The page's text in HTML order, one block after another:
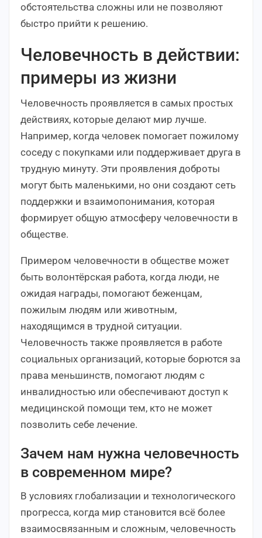
обстоятельства сложны или не позволяют
быстро прийти к решению.
Человечность в действии:
примеры из жизни
Человечность проявляется в самых простых
действиях, которые делают мир лучше.
Например, когда человек помогает пожилому
соседу с покупками или поддерживает друга в
трудную минуту. Эти проявления доброты
могут быть маленькими, но они создают сеть
поддержки и взаимопонимания, которая
формирует общую атмосферу человечности в
обществе.
Примером человечности в обществе может
быть волонтёрская работа, когда люди, не
ожидая награды, помогают беженцам,
пожилым людям или животным,
находящимся в трудной ситуации.
Человечность также проявляется в работе
социальных организаций, которые борются за
права меньшинств, помогают людям с
инвалидностью или обеспечивают доступ к
медицинской помощи тем, кто не может
позволить себе лечение.
Зачем нам нужна человечность
в современном мире?
В условиях глобализации и технологического
прогресса, когда мир становится всё более
взаимосвязанным и сложным, человечность